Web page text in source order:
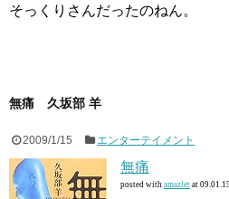
そっくりさんだったのねん。
無痛 久坂部 羊
2009/1/15 エンターテイメント
無痛
posted with amazlet at 09.01.15